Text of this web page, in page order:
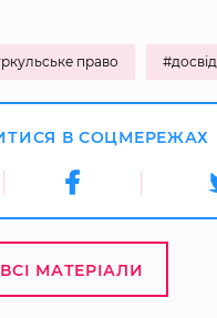
право #досвід
В СОЦМЕРЕЖАХ
ВСІ МАТЕРІАЛИ